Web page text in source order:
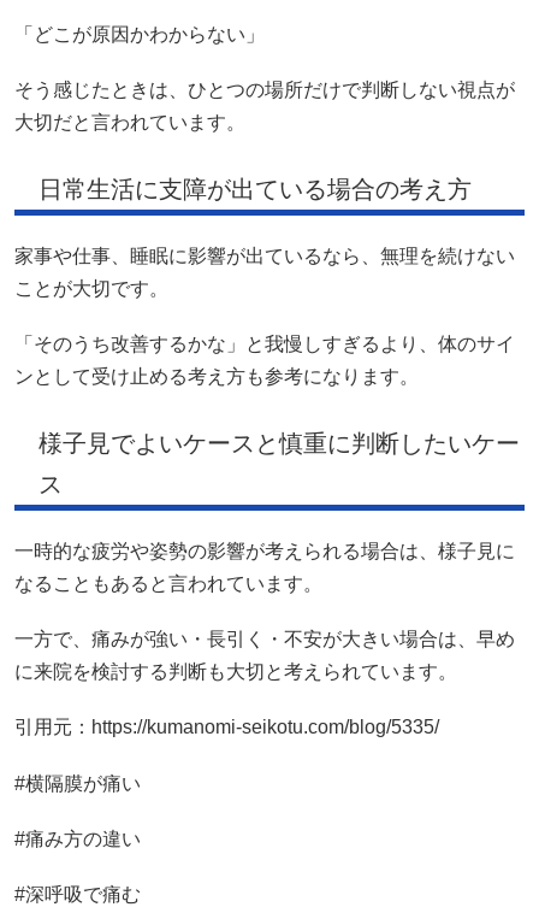
「どこが原因かわからない」
そう感じたときは、ひとつの場所だけで判断しない視点が
大切だと言われています。
日常生活に支障が出ている場合の考え方
家事や仕事、睡眠に影響が出ているなら、無理を続けない
ことが大切です。
「そのうち改善するかな」と我慢しすぎるより、体のサイ
ンとして受け止める考え方も参考になります。
様子見でよいケースと慎重に判断したいケー
ス
一時的な疲労や姿勢の影響が考えられる場合は、様子見に
なることもあると言われています。
一方で、痛みが強い・長引く・不安が大きい場合は、早め
に来院を検討する判断も大切と考えられています。
引用元：https://kumanomi-seikotu.com/blog/5335/
#横隔膜が痛い
#痛み方の違い
#深呼吸で痛む